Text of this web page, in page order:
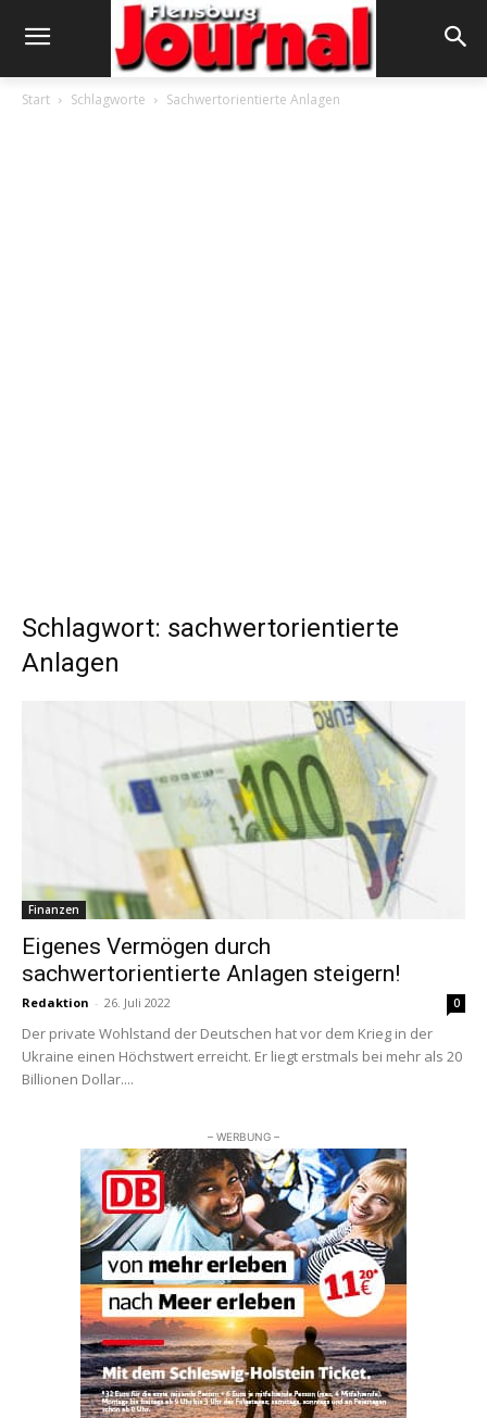
Start Schlagworte Sachwertorientierte Anlagen
Schlagwort: sachwertorientierte
Anlagen
Finanzen
Eigenes Vermögen durch
sachwertorientierte Anlagen steigern!
Redaktion - 26. Juli 2022 0
Der private Wohlstand der Deutschen hat vor dem Krieg in der
Ukraine einen Höchstwert erreicht. Er liegt erstmals bei mehr als 20
Billionen Dollar....
– WERBUNG –